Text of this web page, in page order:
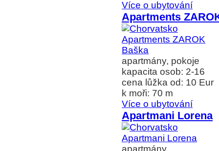
Více o ubytování
Apartments
apartmány, pokoje
kapacita osob: 2-16
cena lůžka od: 10 Eur
k moři: 70 m
Více o ubytování
Apartmani Lorena
apartmány